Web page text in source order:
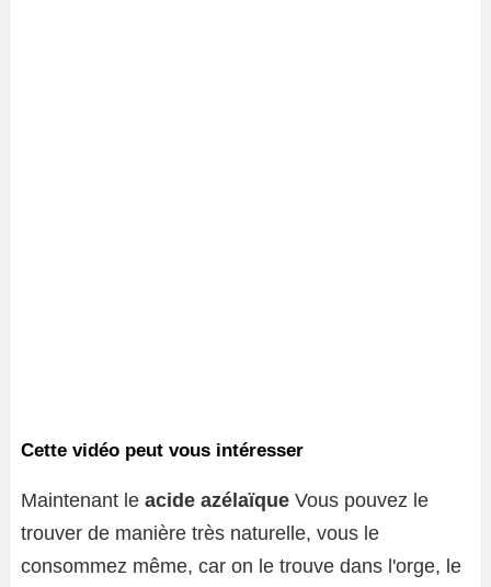
Cette vidéo peut vous intéresser
Maintenant le acide azélaïque Vous pouvez le
trouver de manière très naturelle, vous le
consommez même, car on le trouve dans l'orge, le